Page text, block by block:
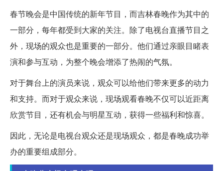
春节晚会是中国传统的新年节目，而吉林春晚作为其中的
一部分，每年都受到大家的关注。除了电视台直播节目之
外，现场的观众也是重要的一部分。他们通过亲眼目睹表
演和参与互动，为整个晚会增添了热闹的气氛。
对于舞台上的演员来说，观众可以给他们带来更多的动力
和支持。而对于观众来说，现场观看春晚不仅可以近距离
欣赏节目，还有机会与明星互动，获得一些福利和惊喜。
因此，无论是电视台观众还是现场观众，都是春晚成功举
办的重要组成部分。